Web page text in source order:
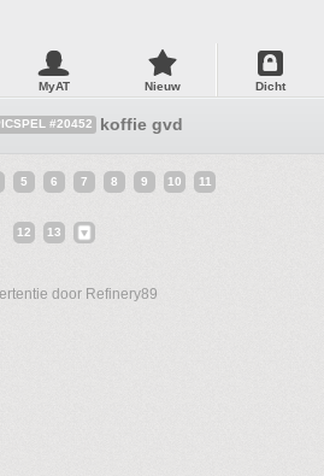
MyAT Nieuw Dicht
#20452 koffie gvd
5 6 7 8 9 10 11
12 13
door Refinery89